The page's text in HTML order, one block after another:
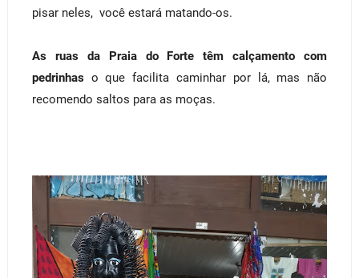
pisar neles, você estará matando-os.
As ruas da Praia do Forte têm calçamento com
pedrinhas o que facilita caminhar por lá, mas não
recomendo saltos para as moças.